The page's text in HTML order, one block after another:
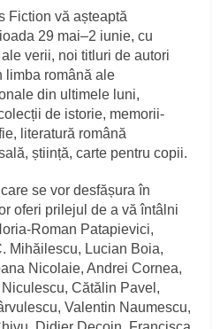
Fiction vă așteaptă
29 mai–2 iunie, cu
verii, noi titluri de autori
limba română ale
din ultimele luni,
de istorie, memorii-
literatură română
știință, carte pentru copii.
se vor desfășura în
oferi prilejul de a vă întâlni
Roman Patapievici,
Mihăilescu, Lucian Boia,
Nicolaie, Andrei Cornea,
Cătălin Pavel,
Valentin Naumescu,